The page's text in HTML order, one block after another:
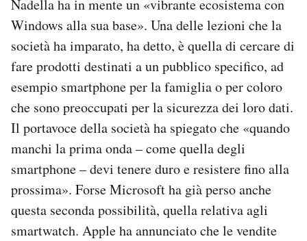
Nadella ha in mente un «vibrante ecosistema con
Windows alla sua base». Una delle lezioni che la
società ha imparato, ha detto, è quella di cercare di
fare prodotti destinati a un pubblico specifico, ad
esempio smartphone per la famiglia o per coloro
che sono preoccupati per la sicurezza dei loro dati.
Il portavoce della società ha spiegato che «quando
manchi la prima onda – come quella degli
smartphone – devi tenere duro e resistere fino alla
prossima». Forse Microsoft ha già perso anche
questa seconda possibilità, quella relativa agli
smartwatch. Apple ha annunciato che le vendite